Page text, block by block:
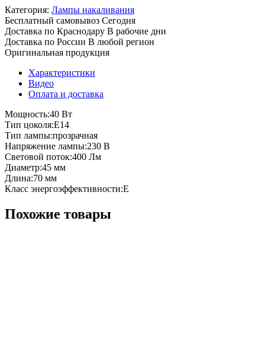
Категория: Лампы накаливания
Бесплатный самовывоз Сегодня
Доставка по Краснодару В рабочие дни
Доставка по России В любой регион
Оригинальная продукция
Характеристики
Видео
Оплата и доставка
Мощность:40 Вт
Тип цоколя:E14
Тип лампы:прозрачная
Напряжение лампы:230 В
Световой поток:400 Лм
Диаметр:45 мм
Длина:70 мм
Класс энергоэффективности:E
Похожие товары